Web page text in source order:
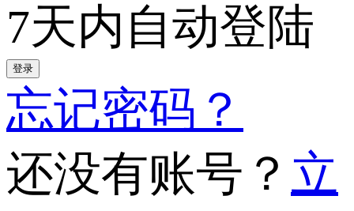
7天内自动登陆
登录
忘记密码？
还没有账号？ 立